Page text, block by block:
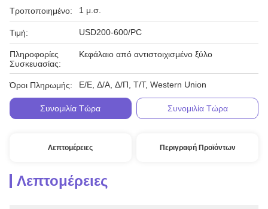
Τροποποιημένο: 1 μ.σ.
Τιμή: USD200-600/PC
Πληροφορίες
Συσκευασίας:
Κεφάλαιο από αντιστοιχισμένο ξύλο
Όροι Πληρωμής: Ε/Ε, Δ/Α, Δ/Π, Τ/Τ, Western Union
Συνομιλία Τώρα Συνομιλία Τώρα
Λεπτομέρειες Περιγραφή Προϊόντων
Λεπτομέρειες